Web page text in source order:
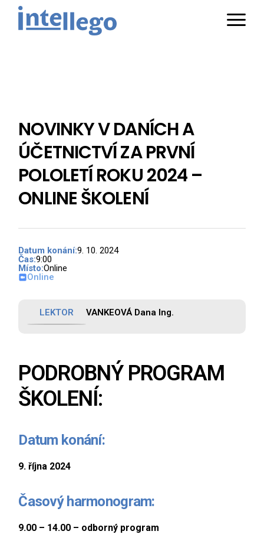
NOVINKY V DANÍCH A
ÚČETNICTVÍ ZA PRVNÍ
POLOLETÍ ROKU 2024 –
ONLINE ŠKOLENÍ
Datum konání:9. 10. 2024
Čas:9:00
Místo:Online
Online
LEKTOR VANKEOVÁ Dana Ing.
PODROBNÝ PROGRAM
ŠKOLENÍ:
Datum konání:
9. října 2024
Časový harmonogram:
9.00 – 14.00 – odborný program
ke
školení?
Máte-
neváhejte
na
056